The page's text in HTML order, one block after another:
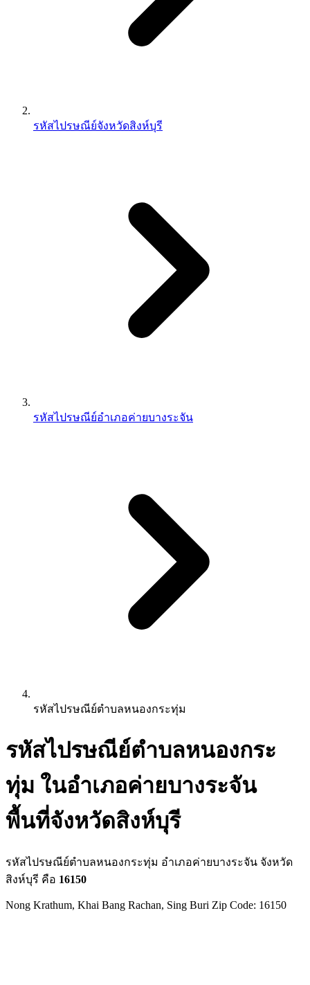
รหัสไปรษณีย์จังหวัดสิงห์บุรี
รหัสไปรษณีย์อำเภอค่ายบางระจัน
รหัสไปรษณีย์ตำบลหนองกระทุ่ม
รหัสไปรษณีย์ตำบลหนองกระ
ทุ่ม ในอำเภอค่ายบางระจัน
พื้นที่จังหวัดสิงห์บุรี
รหัสไปรษณีย์ตำบลหนองกระทุ่ม อำเภอค่ายบางระจัน จังหวัด
สิงห์บุรี คือ 16150
Nong Krathum, Khai Bang Rachan, Sing Buri Zip Code: 16150